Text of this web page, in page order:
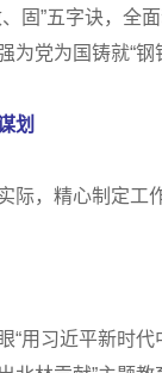
固”五字诀，全
为党为国铸就“钢
划
，精心制定工作
习近平新时代